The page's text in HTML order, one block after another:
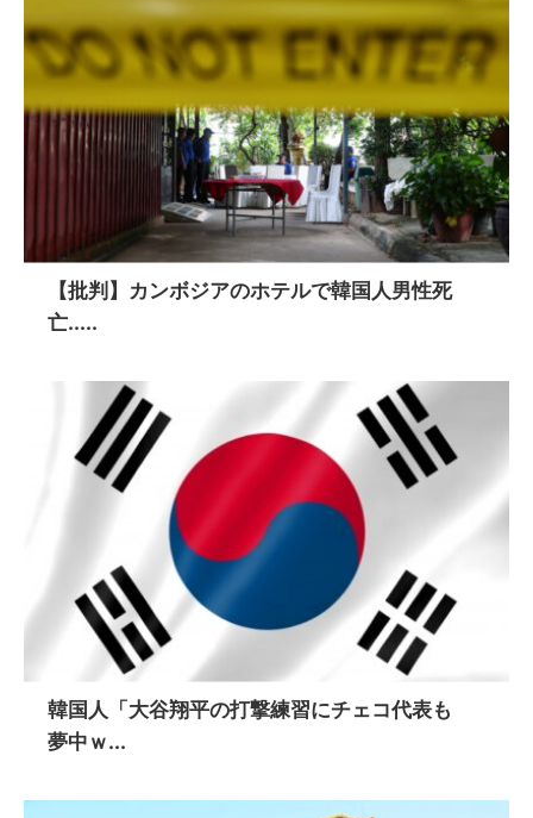
【批判】カンボジアのホテルで韓国人男性死
亡.....
韓国人「大谷翔平の打撃練習にチェコ代表も
夢中ｗ...